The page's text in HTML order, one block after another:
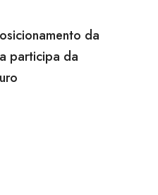
da
participa da